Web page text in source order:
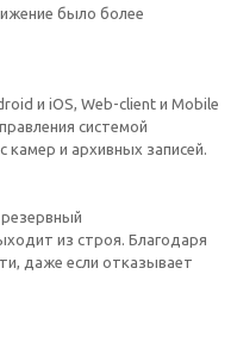
было более
и iOS, Web-client и Mobile
системой
и архивных записей.
из строя. Благодаря
даже если отказывает